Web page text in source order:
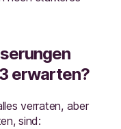
erwarten?
verraten, aber
sind: